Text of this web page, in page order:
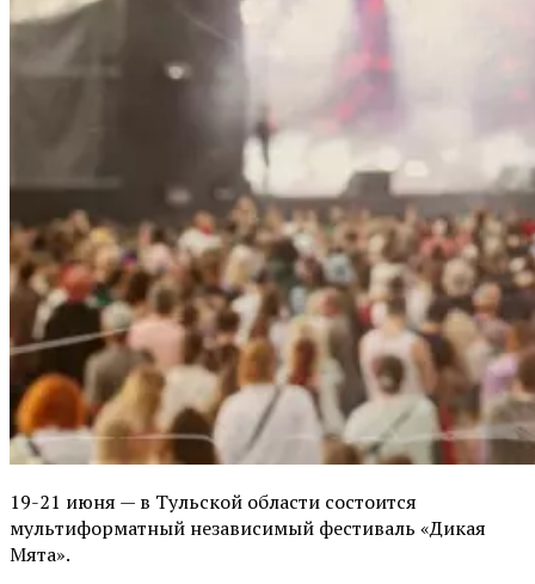
19-21 июня — в Тульской области состоится
мультиформатный независимый фестиваль «Дикая
Мята».